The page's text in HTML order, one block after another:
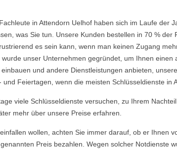
in Attendorn Uelhof haben sich im Laufe
was Sie tun. Unsere Kunden bestellen in 70 %
es sein kann, wenn man keinen Zugang
unser Unternehmen gegründet, um Ihnen
und andere Dienstleistungen anbieten,
Feiertagen, wenn die meisten Schlüsseldienste in
viele Schlüsseldienste versuchen, zu Ihrem
mehr über unsere Preise erfahren.
wollen, achten Sie immer darauf, ob er Ihnen
Preis bezahlen. Wegen solcher Notdienste